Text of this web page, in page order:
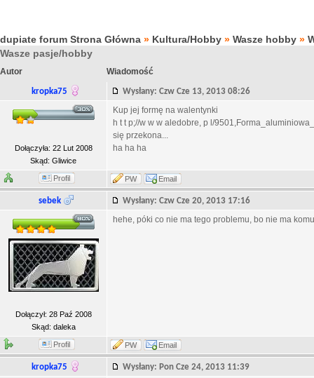
dupiate forum Strona Główna » Kultura/Hobby » Wasze hobby »
Wasze pasje/hobby
Autor Wiadomość
kropka75 Wysłany: Czw Cze 13, 2013 08:26
Dołączyła: 22 Lut 2008
Skąd: Gliwice
Kup jej formę na walentynki
h t t p;//w w w aledobre, p l/
się przekona...
ha ha ha
Profil PW Email
sebek Wysłany: Czw Cze 20, 2013 17:16
Dołączył: 28 Paź 2008
Skąd: daleka
hehe, póki co nie ma tego problemu, bo nie ma
Profil PW Email
kropka75 Wysłany: Pon Cze 24, 2013 11:39